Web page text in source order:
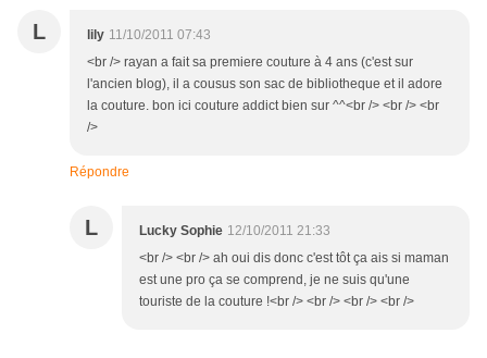
L lily 11/10/2011 07:43
<br /> rayan a fait sa premiere couture à 4 ans (c'est sur
l'ancien blog), il a cousus son sac de bibliotheque et il adore
la couture. bon ici couture addict bien sur ^^<br /> <br /> <br
/>
Répondre
L Lucky Sophie 12/10/2011 21:33
<br /> <br /> ah oui dis donc c'est tôt ça ais si maman
est une pro ça se comprend, je ne suis qu'une
touriste de la couture !<br /> <br /> <br /> <br />